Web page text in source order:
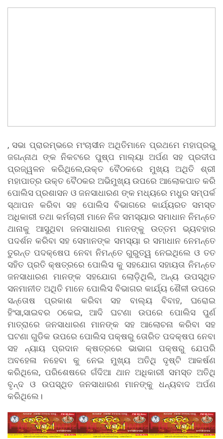
, ସଭା ପ୍ରାରମ୍ଭରେ ମଂଚାସୀନ ଅଥିତିମାନେ ପ୍ରଥମେ ମହାପ୍ରଭୁ
ଜଗନ୍ନାଥ ଙ୍କ ନିକଟରେ ପୁଷ୍ପ ମାଲ୍ୟା ଅର୍ପଣ ସହ ପ୍ରଦୀପ
ପ୍ରଜ୍ୱଳନ କରିଥିଲେ,ଉକ୍ତ ବୈଠକରେ ମୁଖ୍ୟ ଅଥିତି ଶ୍ରୀ
ମହାପାତ୍ର ଉକ୍ତ ବୈଠକର ଅଭିମୁଖ୍ୟ ଉପରେ ଆଲୋକପାତ କରି
ପୋଲିସ ପ୍ରଶାସନ ଓ ଜନସାଧାରଣ ଙ୍କ ମଧ୍ୟରେ ମଧୁର ସମ୍ପର୍କ
ସ୍ଥାପନ କରିବା ସହ ପୋଲିସ ବିଭାଗରେ କାର୍ଯ୍ୟରତ ସମସ୍ତ
ଅଧିକାରୀ ତଥା କର୍ମଚାରୀ ମାନେ ନିଜ ସମସ୍ୟାର ସମାଧାନ ନିମନ୍ତେ
ଥାନାକୁ ଆସୁଥିବା ଜନସାଧାରଣ ମାନଙ୍କୁ ଉତ୍ତମ ଭ୍ୟବହାର
ପଦର୍ଶନ କରିବା ସହ ସେମାନଙ୍କ ସମସ୍ୟା ର ସମାଧାନ ନେମନ୍ତେ
ତୁରନ୍ତ ପଦକ୍ଷେପ ନେବା ନିମନ୍ତେ ଗୁରୁତ୍ୱ ନେଇଥିଲେ ଓ ତତ
ସହିତ ପ୍ରତି କ୍ଷତ୍ରରେ ପୋଲିସ କୁ ସହଯୋଗ ସହାୟତା ନିମନ୍ତେ
ଜନସାଧାରଣ ମାନଙ୍କ ସହଯୋଗ ଲୋଡ଼ିଥିଲି, ଅନ୍ୟ ଉପସ୍ଥିତ
ସନମାନୀତ ଅଥିତି ମାନେ ପୋଲିସ ବିଭାଗର କାର୍ଯ୍ୟ ଶୈଳୀ ଉପରେ
ସନ୍ତୋଷ ପ୍ରକାଶ କରିବା ସହ ବାଲ୍ୟ ବିବାହ, ଘରୋଇ
ହିଂସା,ସାଇବର ଠକେଇ, ଆଦି ଘଟଣା ଉପରେ ପୋଲିସ ପୁର୍ଣ
ମାତ୍ରାରେ ଜନସାଧାରଣ ମାନଙ୍କ ସହ ଆଲୋଚନା କରିବା ସହ
ଘଟଣା ଗୁଡିକ ଉପରେ ପୋଲିସ ପକ୍ଷରୁ ତୋରିତ ପଦକ୍ଷପ ନେବା
ସହ ନ୍ୟାୟ ପ୍ରଦାନ କ୍ଷତ୍ରରେ ଭାଭାଗ ପକ୍ଷରୁ ଯେପରି
ଅବହେଳା ନହେବା କୁ ନେଇ ମୁଖ୍ୟ ଅତିଥି ଦୃଷ୍ଟି ଆକର୍ଷଣ
କରିଥିଲେ, ପରିଶେଷରେ ଗଁଦିଆ ଥାନ ଅଧିକାରୀ ସମସ୍ତ ଅତିଥି
ବୃନ୍ଦ ଓ ଉପସ୍ଥିତ ଜନସାଧାରଣ ମାନଙ୍କୁ ଧନ୍ୟବାଦ ଅର୍ପଣ
କରିଥିଲେ।